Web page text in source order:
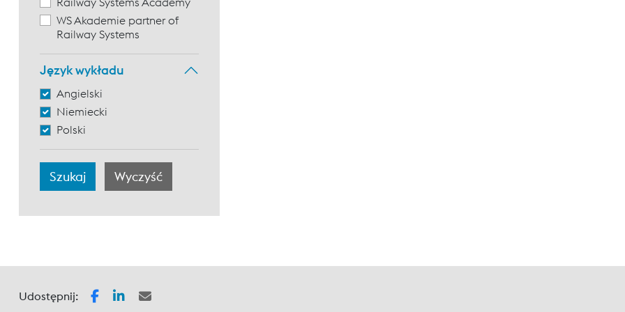
WS Akademie partner of
Railway Systems
Język wykładu
Angielski
Niemiecki
Polski
Udostępnij: